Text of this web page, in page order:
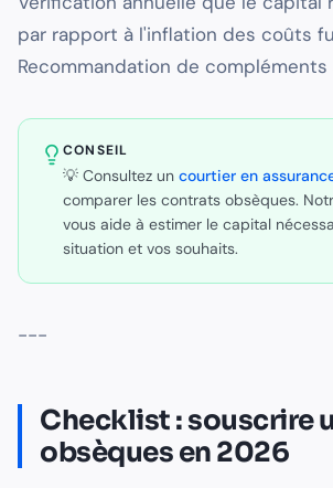
par rapport à l'inflation des coûts
Recommandation de compléments
CONSEIL
💡 Consultez un courtier en
comparer les contrats obsèques.
vous aide à estimer le capital
situation et vos souhaits.
---
Checklist : souscrire
obsèques en 2026